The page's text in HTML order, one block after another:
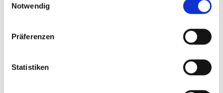
Notwendig
Präferenzen
Statistiken
Angeln
Regenbogenforellen. Eine Angelkarte für diesen Teich
kostet 150 SEK pro Person und beinhaltet maximal
Regenbogenforelle
fängst, kannst die diese direkt im